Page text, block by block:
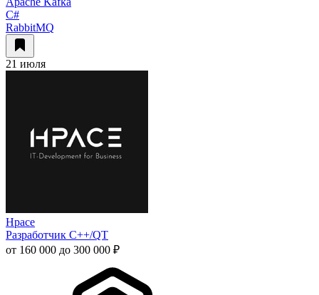
C#
RabbitMQ
21 июля
Hpace
Разработчик С++/QT
от 160 000 до 300 000 ₽